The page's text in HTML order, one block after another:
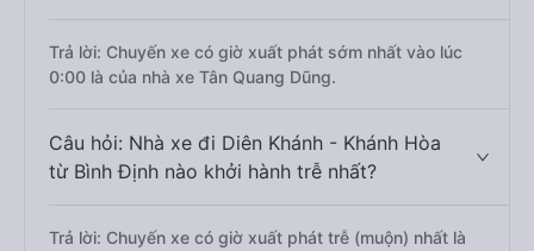
Trả lời: Chuyến xe có giờ xuất phát sớm nhất vào lúc
0:00 là của nhà xe Tân Quang Dũng.
Câu hỏi: Nhà xe đi Diên Khánh - Khánh Hòa
từ Bình Định nào khởi hành trễ nhất?
Trả lời: Chuyến xe có giờ xuất phát trễ (muộn) nhất là